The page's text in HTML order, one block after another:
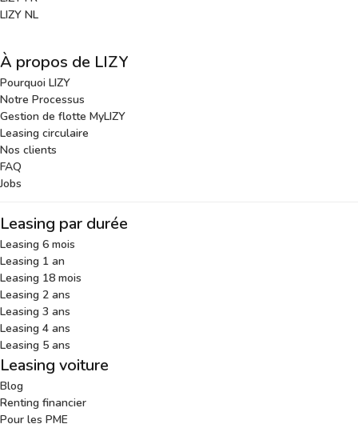
LIZY NL
À propos de LIZY
Pourquoi LIZY
Notre Processus
Gestion de flotte MyLIZY
Leasing circulaire
Nos clients
FAQ
Jobs
Leasing par durée
Leasing 6 mois
Leasing 1 an
Leasing 18 mois
Leasing 2 ans
Leasing 3 ans
Leasing 4 ans
Leasing 5 ans
Leasing voiture
Blog
Renting financier
Pour les PME